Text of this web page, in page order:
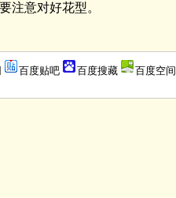
注意对好花型。
百度贴吧 百度搜藏 百度空间